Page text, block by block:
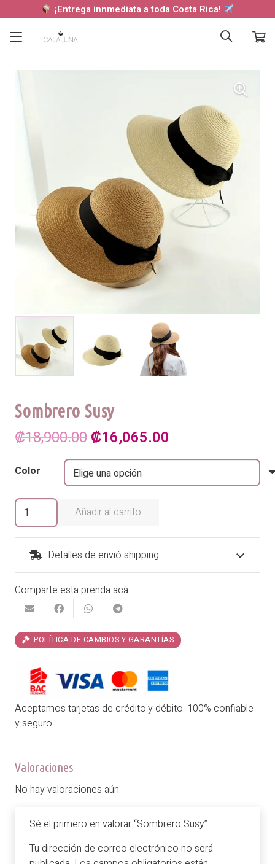
¡Entrega innmediata a toda Costa Rica!
Sombrero Susy
₡18,900.00 El
precio
original
era:
₡16,065.00
precio
actual
Color
Sombrero
Susy
cantidad
Añadir al carrito
Detalles de envió shipping
Comparte esta prenda acá:
POLÍTICA DE CAMBIOS Y GARANTÍAS
Aceptamos tarjetas de crédito.y débito. 100% confiable
y seguro.
Valoraciones
No hay valoraciones aún.
Sé el primero en valorar “Sombrero Susy”
Tu dirección de correo electrónico no será